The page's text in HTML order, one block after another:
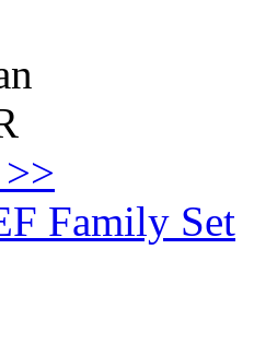
Family Set